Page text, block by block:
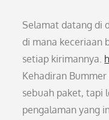
Selamat datang di
di mana keceriaan
setiap kirimannya.
Kehadiran
sebuah paket, tapi
pengalaman yang